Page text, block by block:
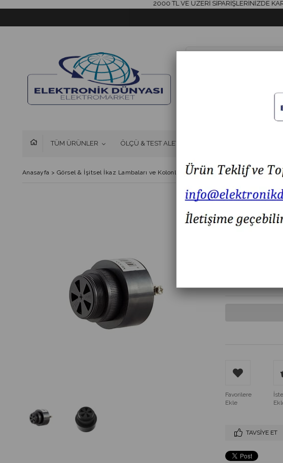
2000 TL VE ÜZERİ SİPARİŞLERİNİZDE KARGO
TÜM ÜRÜNLER ÖLÇÜ & TEST ALETLERİ
Anasayfa > Görsel & İşitsel İkaz Lambaları ve Kolonlar > MESAN MS 1202.24VAC/DC
MESAN MS
Favorilere
Ekle
TAVSIYE ET